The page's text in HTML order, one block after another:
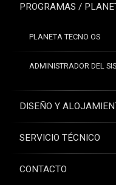
PROGRAMAS /
PLANETA TECNO OS
ADMINISTRADOR DEL
DISEÑO Y
SERVICIO TÉCNICO
CONTACTO